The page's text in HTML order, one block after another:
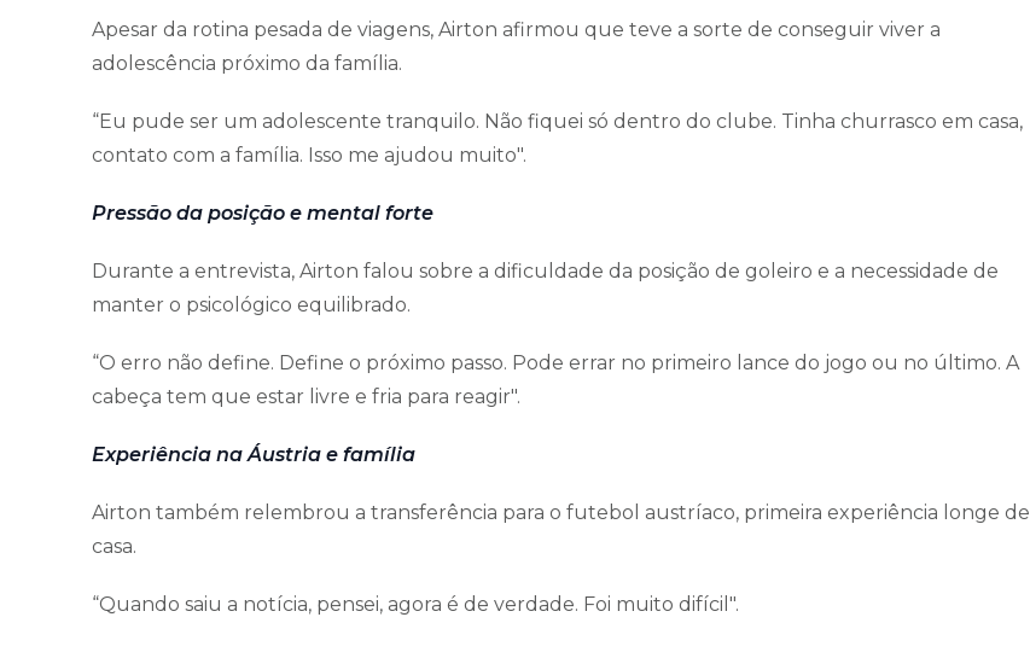
Apesar da rotina pesada de viagens, Airton afirmou que teve a sorte de conseguir viver a
adolescência próximo da família.
“Eu pude ser um adolescente tranquilo. Não fiquei só dentro do clube. Tinha churrasco em casa,
contato com a família. Isso me ajudou muito".
Pressão da posição e mental forte
Durante a entrevista, Airton falou sobre a dificuldade da posição de goleiro e a necessidade de
manter o psicológico equilibrado.
“O erro não define. Define o próximo passo. Pode errar no primeiro lance do jogo ou no último. A
cabeça tem que estar livre e fria para reagir".
Experiência na Áustria e família
Airton também relembrou a transferência para o futebol austríaco, primeira experiência longe de
casa.
“Quando saiu a notícia, pensei, agora é de verdade. Foi muito difícil".